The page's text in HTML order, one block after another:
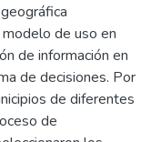
de uso en
de información en
de decisiones. Por
de diferentes
de